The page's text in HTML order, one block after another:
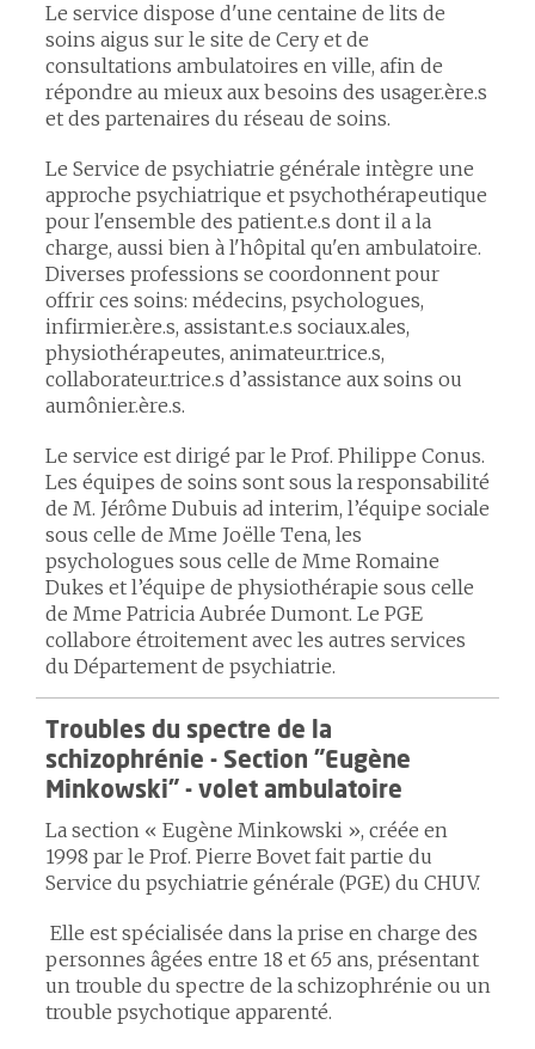
Le service dispose d'une centaine de lits de
soins aigus sur le site de Cery et de
consultations ambulatoires en ville, afin de
répondre au mieux aux besoins des usager.ère.s
et des partenaires du réseau de soins.
Le Service de psychiatrie générale intègre une
approche psychiatrique et psychothérapeutique
pour l'ensemble des patient.e.s dont il a la
charge, aussi bien à l'hôpital qu'en ambulatoire.
Diverses professions se coordonnent pour
offrir ces soins: médecins, psychologues,
infirmier.ère.s, assistant.e.s sociaux.ales,
physiothérapeutes, animateur.trice.s,
collaborateur.trice.s d’assistance aux soins ou
aumônier.ère.s.
Le service est dirigé par le Prof. Philippe Conus.
Les équipes de soins sont sous la responsabilité
de M. Jérôme Dubuis ad interim, l’équipe sociale
sous celle de Mme Joëlle Tena, les
psychologues sous celle de Mme Romaine
Dukes et l’équipe de physiothérapie sous celle
de Mme Patricia Aubrée Dumont. Le PGE
collabore étroitement avec les autres services
du Département de psychiatrie.
Troubles du spectre de la
schizophrénie - Section "Eugène
Minkowski" - volet ambulatoire
La section « Eugène Minkowski », créée en
1998 par le Prof. Pierre Bovet fait partie du
Service du psychiatrie générale (PGE) du CHUV.
Elle est spécialisée dans la prise en charge des
personnes âgées entre 18 et 65 ans, présentant
un trouble du spectre de la schizophrénie ou un
trouble psychotique apparenté.